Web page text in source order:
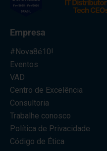
Empresa
#Nova8é10!
Eventos
VAD
Centro de Excelência
Consultoria
Trabalhe conosco
Política de Privacidade
Código de Ética